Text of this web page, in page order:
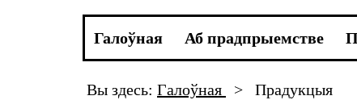
Галоўная Аб прадпрыемстве
Вы здесь: Галоўная > Прадукцыя